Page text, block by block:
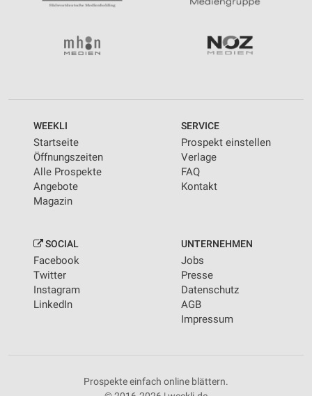
WEEKLI
Startseite
Öffnungszeiten
Alle Prospekte
Angebote
Magazin
SERVICE
Prospekt einstellen
Verlage
FAQ
Kontakt
SOCIAL
Facebook
Twitter
Instagram
LinkedIn
UNTERNEHMEN
Jobs
Presse
Datenschutz
AGB
Impressum
Prospekte einfach online blättern.